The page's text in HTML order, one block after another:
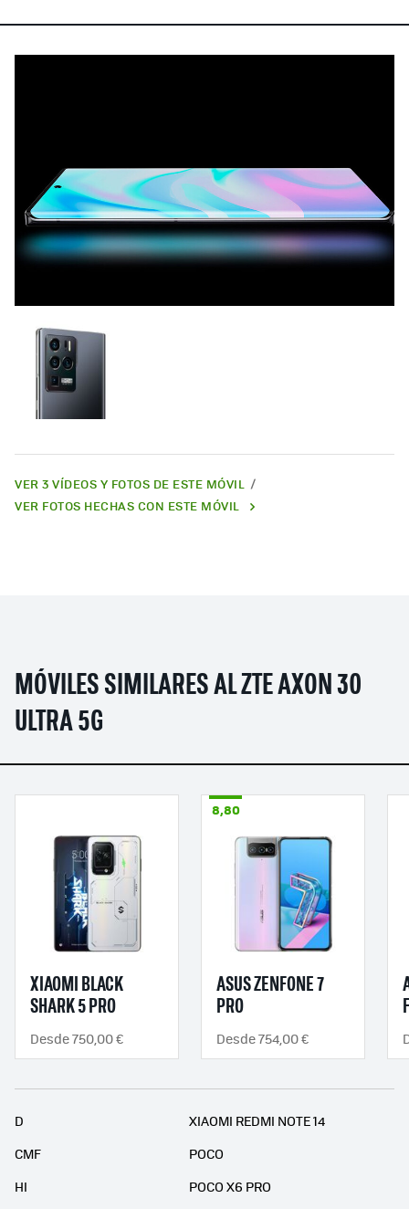
VER 3 VÍDEOS Y FOTOS DE ESTE MÓVIL
VER FOTOS HECHAS CON ESTE MÓVIL
MÓVILES SIMILARES AL ZTE AXON 30
ULTRA 5G
XIAOMI BLACK
SHARK 5 PRO
Desde 750,00 €
8,80
ASUS ZENFONE 7
PRO
Desde 754,00 €
D
XIAOMI REDMI NOTE 14
CMF
POCO
HI
POCO X6 PRO